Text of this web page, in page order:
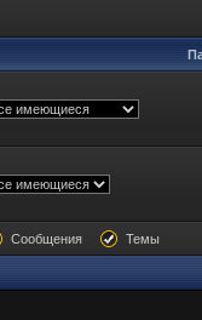
Сообщения Темы